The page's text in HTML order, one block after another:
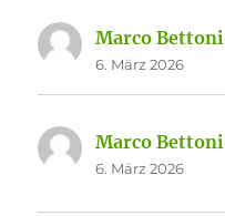
Marco Bettoni
6. März 2026
Marco Bettoni
6. März 2026